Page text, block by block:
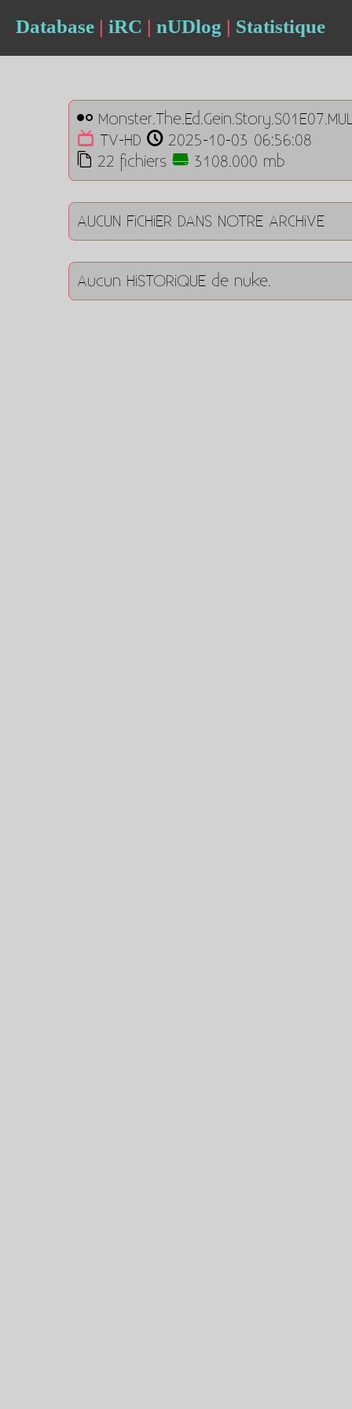
Database | iRC | nUDlog | Statistique
TV-HD
2025-10-03 06:56:08
22 fichiers
3108.000 mb
AUCUN FiCHiER DANS NOTRE ARCHiVE
Aucun HiSTORiQUE de nuke.